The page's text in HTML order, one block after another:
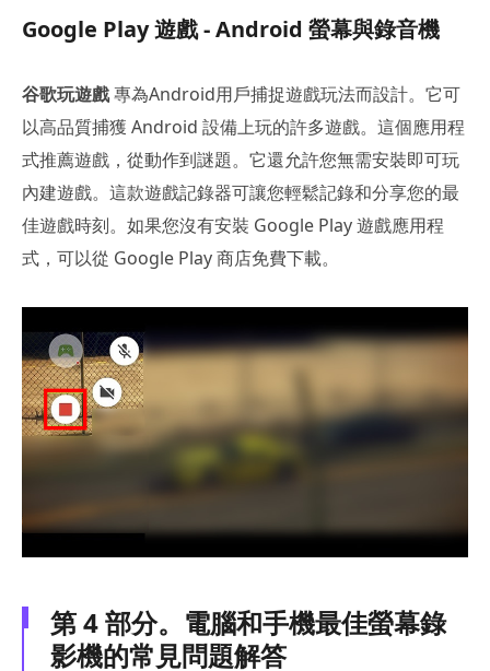
Google Play 遊戲 - Android 螢幕與錄音機
谷歌玩遊戲專為Android用戶捕捉遊戲玩法而設計。它可
以高品質捕獲 Android 設備上玩的許多遊戲。這個應用程
式推薦遊戲，從動作到謎題。它還允許您無需安裝即可玩
內建遊戲。這款遊戲記錄器可讓您輕鬆記錄和分享您的最
佳遊戲時刻。如果您沒有安裝 Google Play 遊戲應用程
式，可以從 Google Play 商店免費下載。
第 4 部分。電腦和手機最佳螢幕錄
影機的常見問題解答